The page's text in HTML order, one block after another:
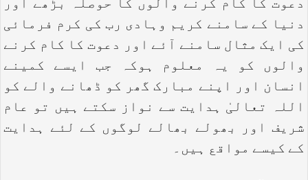
دعوت کا کام کرنے والوں کا حوصلہ بڑھے اور
دنیا کے سامنے کریم وہادی رب کی کرم فرمائی
کی ایک مثال سامنے آئے اور دعوت کا کام کرنے
والوں کو یہ معلوم ہوکہ جب ایسے کمینے
انسان اور اپنے مبارک گھر کو ڈھانے والے کو
اللہ تعالیٰ ہدایت سے نواز سکتے ہیں تو عام
شریف اور بھولے بھالے لوگوں کے لئے ہدایت
کے کیسے مواقع ہیں۔